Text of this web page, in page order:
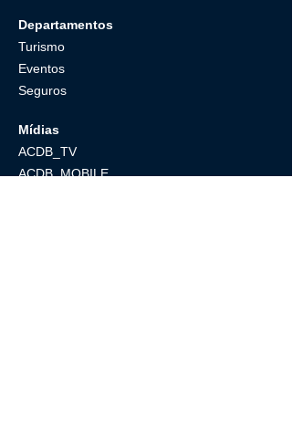
Departamentos
Turismo
Eventos
Seguros
Mídias
ACDB_ TV
ACDB_MOBILE